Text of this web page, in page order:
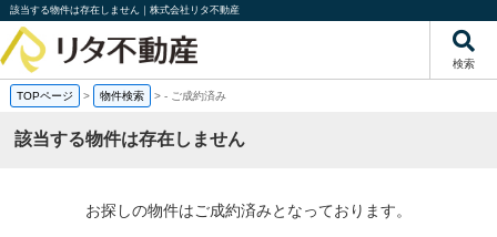
該当する物件は存在しません｜株式会社リタ不動産
検索
TOPページ > 物件検索 >- ご成約済み
該当する物件は存在しません
お探しの物件はご成約済みとなっております。